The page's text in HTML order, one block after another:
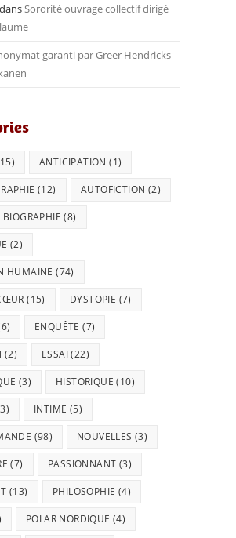
dansSororité ouvrage collectif dirigé
garanti par Greer Hendricks
ANTICIPATION (1)
(12) AUTOFICTION (2)
BIOGRAPHIE (8)
(2)
HUMAINE (74)
(15) DYSTOPIE (7)
ENQUÊTE (7)
(2) ESSAI(22)
(3) HISTORIQUE (10)
INTIME (5)
(98) NOUVELLES (3)
(7) PASSIONNANT (3)
(13) PHILOSOPHIE (4)
POLAR NORDIQUE (4)